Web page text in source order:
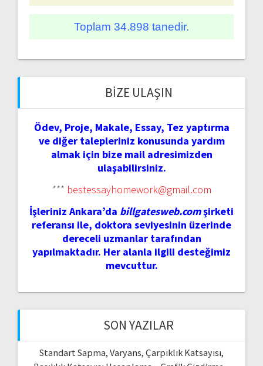
Toplam 34.898 tanedir.
BIZE ULAŞIN
Ödev, Proje, Makale, Essay, Tez yaptırma
ve diğer talepleriniz konusunda yardım
almak için bize mail adresimizden
ulaşabilirsiniz.
*** bestessayhomework@gmail.com
İşleriniz Ankara’da billgatesweb.comşirketi
referansı ile, doktora seviyesinin üzerinde
dereceli uzmanlar tarafından
yapılmaktadır. Her alanla ilgili desteğimiz
mevcuttur.
SON YAZILAR
Standart Sapma, Varyans, Çarpıklık Katsayısı,